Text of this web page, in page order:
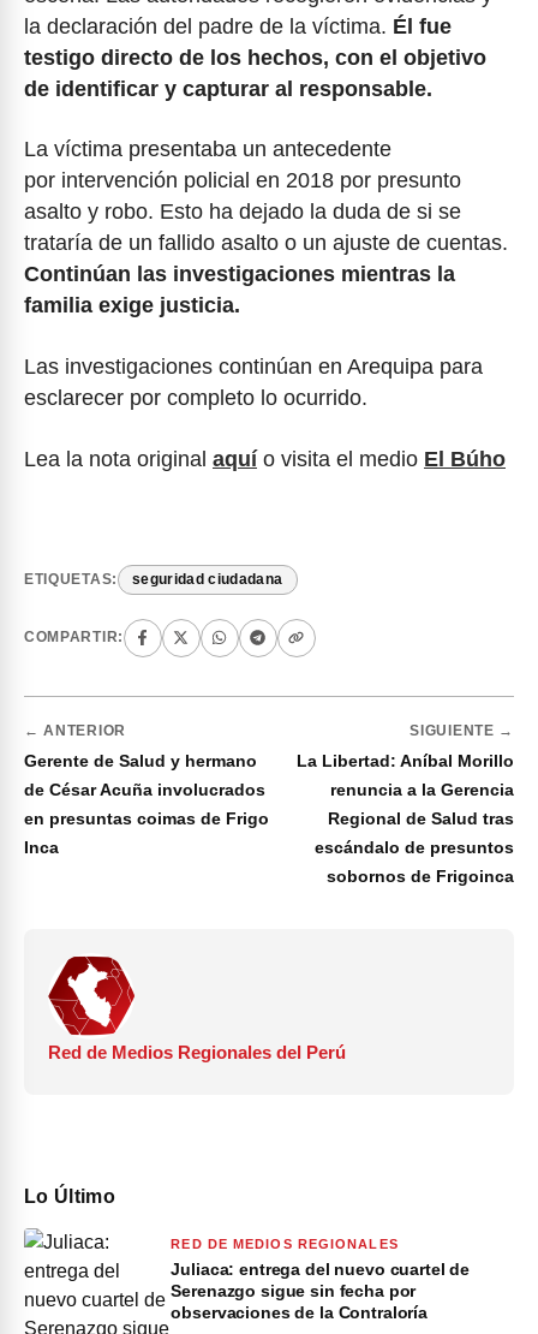
la declaración del padre de la víctima. Él fue
testigo directo de los hechos, con el objetivo
de identificar y capturar al responsable.
La víctima presentaba un antecedente
por intervención policial en 2018 por presunto
asalto y robo. Esto ha dejado la duda de si se
trataría de un fallido asalto o un ajuste de cuentas.
Continúan las investigaciones mientras la
familia exige justicia.
Las investigaciones continúan en Arequipa para
esclarecer por completo lo ocurrido.
Lea la nota original aquío visita el medio El Búho
ETIQUETAS: seguridad ciudadana
COMPARTIR:
← ANTERIOR
Gerente de Salud y hermano
de César Acuña involucrados
en presuntas coimas de Frigo
Inca
SIGUIENTE →
La Libertad: Aníbal Morillo
renuncia a la Gerencia
Regional de Salud tras
escándalo de presuntos
sobornos de Frigoinca
Red de Medios Regionales del Perú
Lo Último
RED DE MEDIOS REGIONALES
Juliaca: entrega del nuevo cuartel de
Serenazgo sigue sin fecha por
observaciones de la Contraloría